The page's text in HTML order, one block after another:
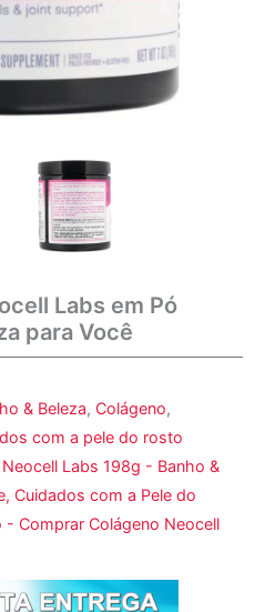
Labs em Pó
para Você
& Beleza, Colágeno,
com a pele do rosto
Labs 198g - Banho &
Cuidados com a Pele do
Comprar Colágeno Neocell